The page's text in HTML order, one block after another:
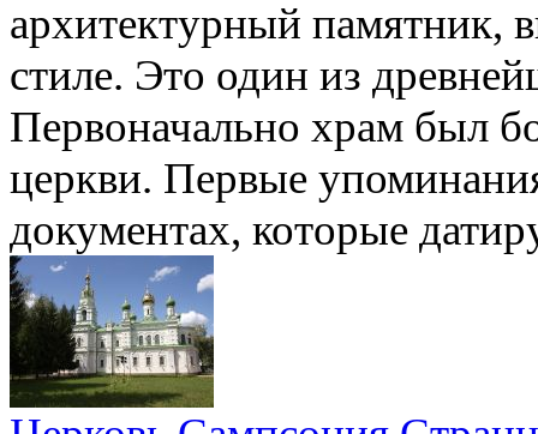
архитектурный памятник,
стиле. Это один из
Первоначально храм был
церкви. Первые
документах, которые